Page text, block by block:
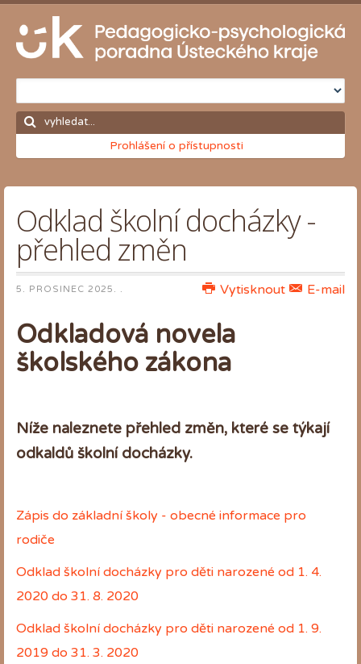
Prohlášení o přístupnosti
Odklad školní docházky -
přehled změn
E-mail
Vytisknout
5. PROSINEC 2025 . .
Odkladová novela
školského zákona
Níže naleznete přehled změn, které se týkají
odkaldů školní docházky.
Zápis do základní školy - obecné informace pro
rodiče
Odklad školní docházky pro děti narozené od 1. 4.
2020 do 31. 8. 2020
Odklad školní docházky pro děti narozené od 1. 9.
2019 do 31. 3. 2020